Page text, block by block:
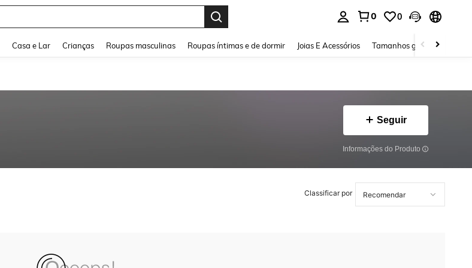
0 0
Casa e Lar Crianças Roupas masculinas Roupas íntimas e de dormir Joias E Acessórios Tamanhos grandes
Seguir
Informações do Produto
Classificar por